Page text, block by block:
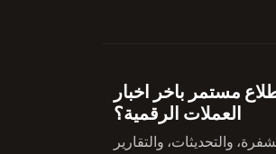
مستمر باخر اخبار
العملات الرقمية؟
والتحديثات، والتقارير